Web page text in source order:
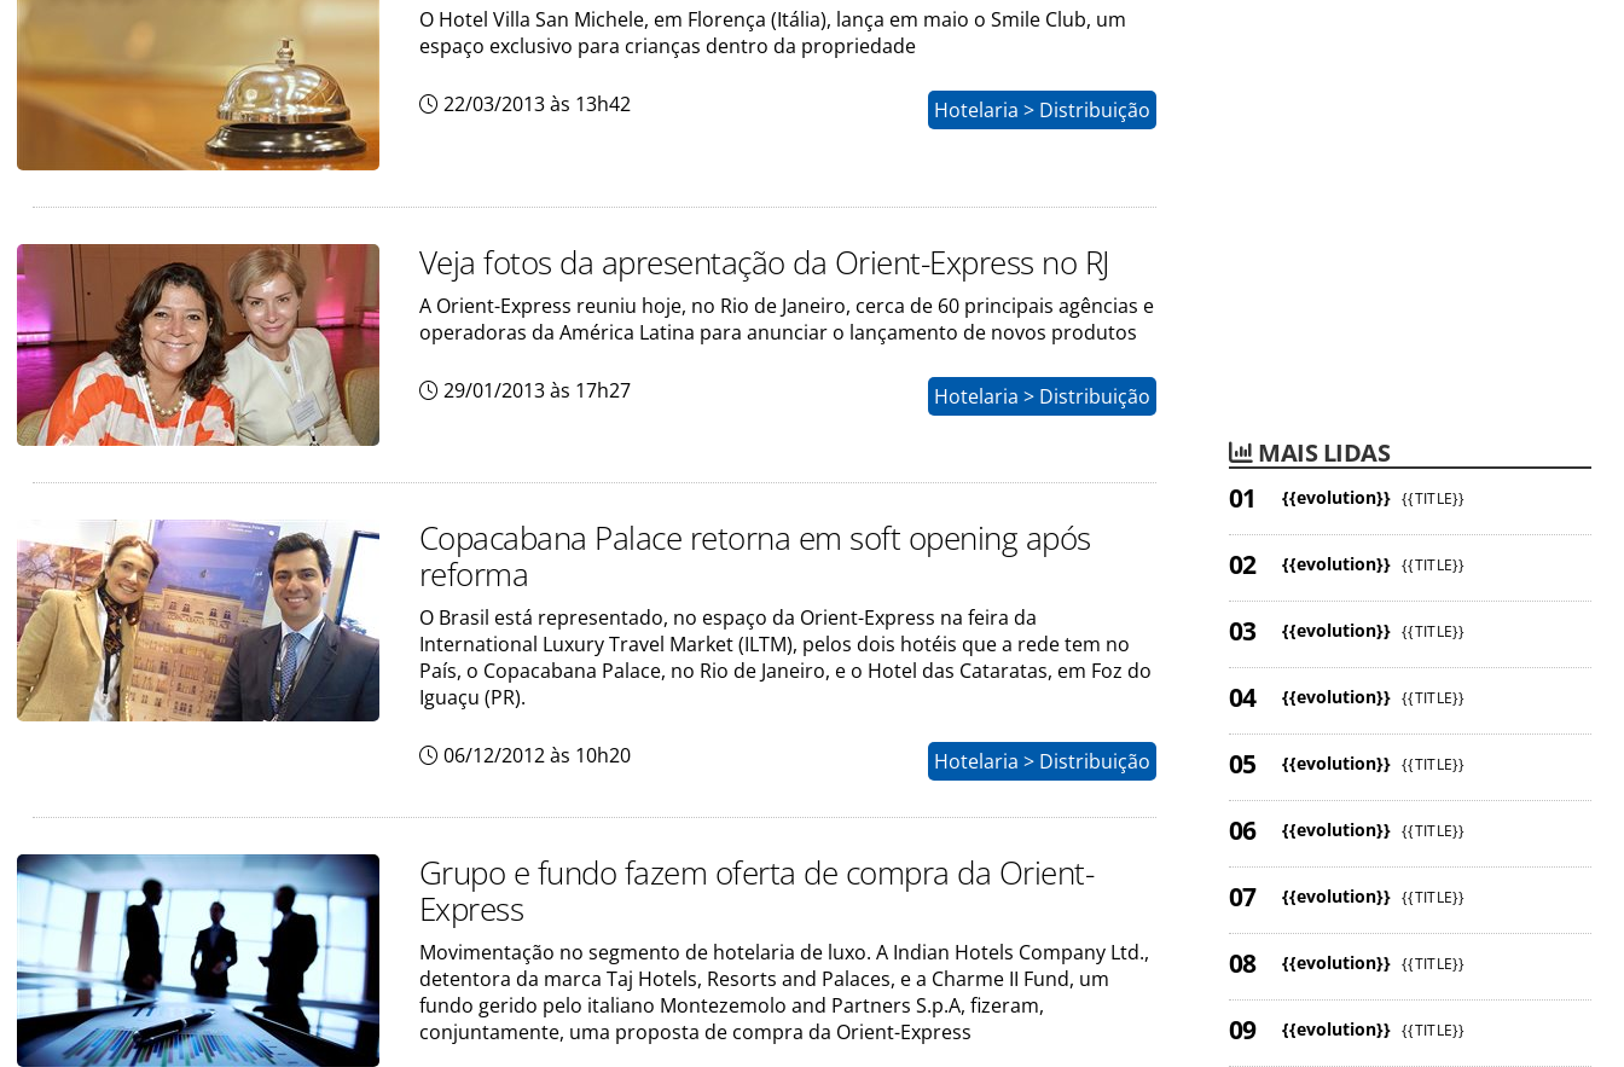
O Hotel Villa San Michele, em Florença (Itália), lança em maio o Smile Club, um
espaço exclusivo para crianças dentro da propriedade
22/03/2013 às 13h42 Hotelaria > Distribuição
Veja fotos da apresentação da Orient-Express no RJ
A Orient-Express reuniu hoje, no Rio de Janeiro, cerca de 60 principais agências e
operadoras da América Latina para anunciar o lançamento de novos produtos
29/01/2013 às 17h27 Hotelaria > Distribuição
Copacabana Palace retorna em soft opening após
reforma
O Brasil está representado, no espaço da Orient-Express na feira da
International Luxury Travel Market (ILTM), pelos dois hotéis que a rede tem no
País, o Copacabana Palace, no Rio de Janeiro, e o Hotel das Cataratas, em Foz do
Iguaçu (PR).
06/12/2012 às 10h20 Hotelaria > Distribuição
Grupo e fundo fazem oferta de compra da Orient-
Express
Movimentação no segmento de hotelaria de luxo. A Indian Hotels Company Ltd.,
detentora da marca Taj Hotels, Resorts and Palaces, e a Charme II Fund, um
fundo gerido pelo italiano Montezemolo and Partners S.p.A, fizeram,
conjuntamente, uma proposta de compra da Orient-Express
MAIS LIDAS
{{evolution}} {{TITLE}}
{{evolution}} {{TITLE}}
{{evolution}} {{TITLE}}
{{evolution}} {{TITLE}}
{{evolution}} {{TITLE}}
{{evolution}} {{TITLE}}
{{evolution}} {{TITLE}}
{{evolution}} {{TITLE}}
{{evolution}} {{TITLE}}